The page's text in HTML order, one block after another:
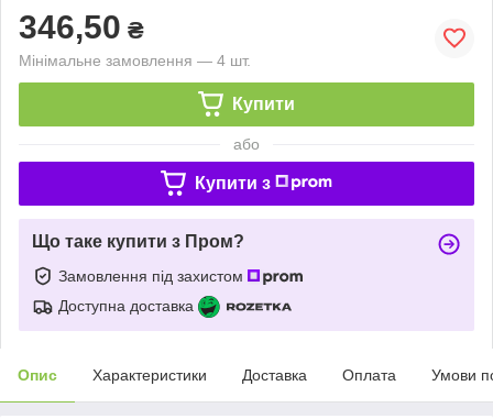
346,50 ₴
Мінімальне замовлення — 4 шт.
Купити
або
Купити з
Що таке купити з Пром?
Замовлення під захистом
Доступна доставка
Опис Характеристики Доставка Оплата Умови